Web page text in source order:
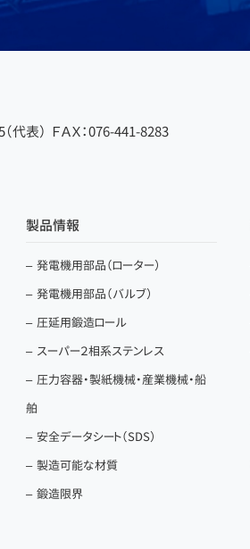
代表） ＦＡＸ：076-441-8283
製品情報
発電機用部品（ローター）
発電機用部品（バルブ）
圧延用鍛造ロール
スーパー２相系ステンレス
圧力容器・製紙機械・産業機械・船
舶
安全データシート（SDS）
製造可能な材質
鍛造限界